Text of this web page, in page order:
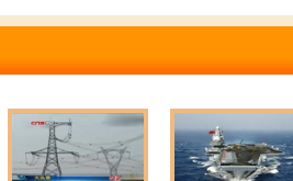
3月5日，国务院
移人口市民化。
院总理 温家宝
籍制度、社会管